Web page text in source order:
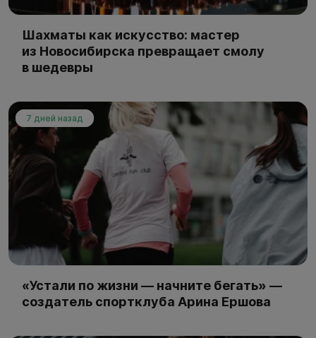
Шахматы как искусство: мастер
из Новосибирска превращает смолу
в шедевры
7 дней назад
«Устали по жизни — начните бегать» —
создатель спортклуба Арина Ершова